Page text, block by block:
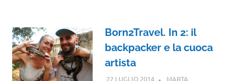
Born2Travel. In 2: il
backpacker e la cuoca
artista
22 LUGLIO 2014 MARTA